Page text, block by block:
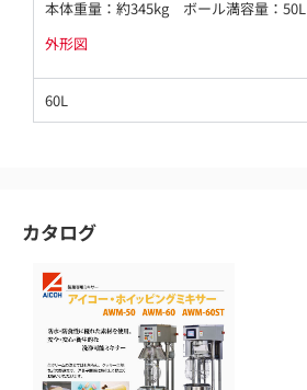
本体重量：約345kg ボール満容量：50L
外形図
60L
カタログ